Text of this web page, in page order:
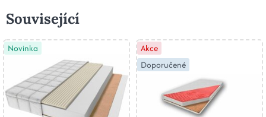
Související
Novinka
Akce
Doporučené